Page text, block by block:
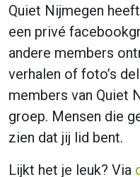
Quiet Nijmegen
een privé
andere members
verhalen of foto’s
members van Quiet
groep. Mensen die
zien dat jij lid bent.
Lijkt het je leuk? Via